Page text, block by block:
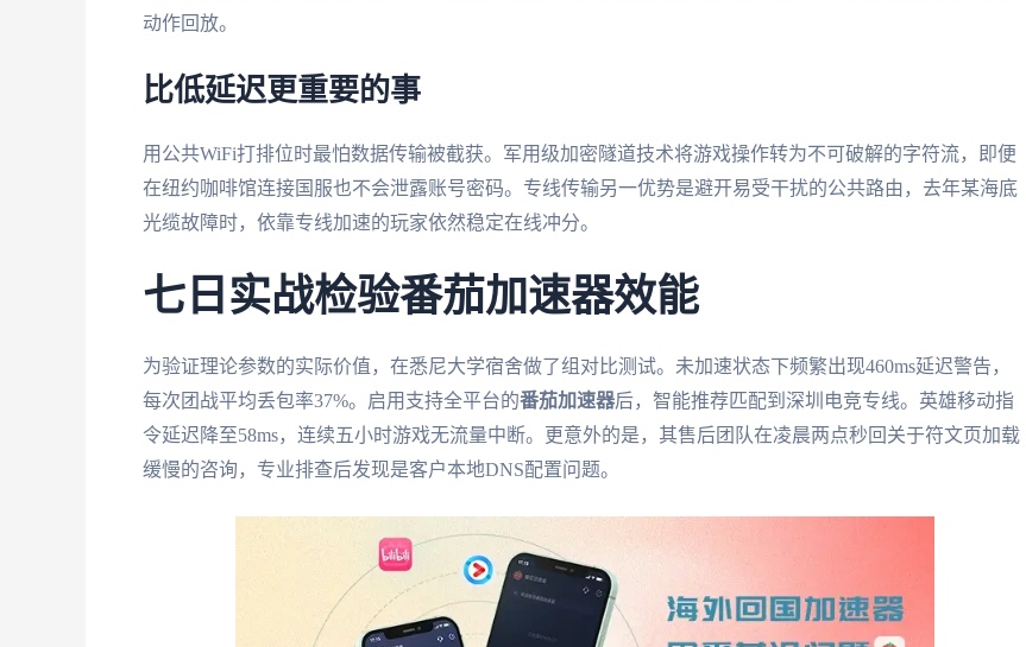
动作回放。
比低延迟更重要的事
用公共WiFi打排位时最怕数据传输被截获。军用级加密隧道技术将游戏操作转为不可破解的字符流，即便
在纽约咖啡馆连接国服也不会泄露账号密码。专线传输另一优势是避开易受干扰的公共路由，去年某海底
光缆故障时，依靠专线加速的玩家依然稳定在线冲分。
七日实战检验番茄加速器效能
为验证理论参数的实际价值，在悉尼大学宿舍做了组对比测试。未加速状态下频繁出现460ms延迟警告，
每次团战平均丢包率37%。启用支持全平台的番茄加速器后，智能推荐匹配到深圳电竞专线。英雄移动指
令延迟降至58ms，连续五小时游戏无流量中断。更意外的是，其售后团队在凌晨两点秒回关于符文页加载
缓慢的咨询，专业排查后发现是客户本地DNS配置问题。